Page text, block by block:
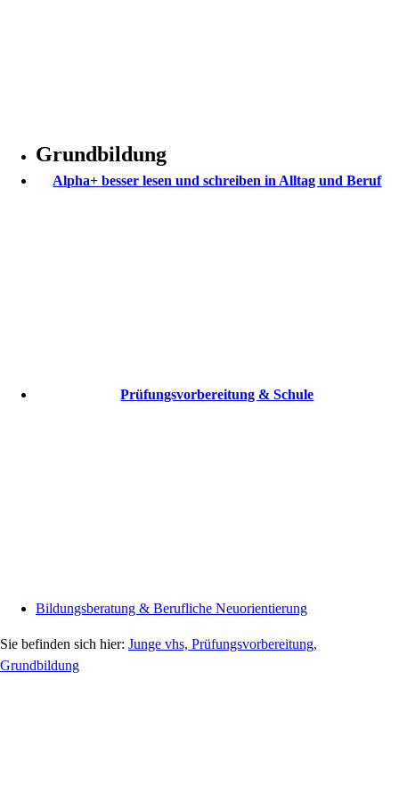
Grundbildung
Alpha+ besser lesen und schreiben in Alltag und Beruf
Prüfungsvorbereitung & Schule
Bildungsberatung & Berufliche Neuorientierung
Junge vhs, Prüfungsvorbereitung,
Grundbildung